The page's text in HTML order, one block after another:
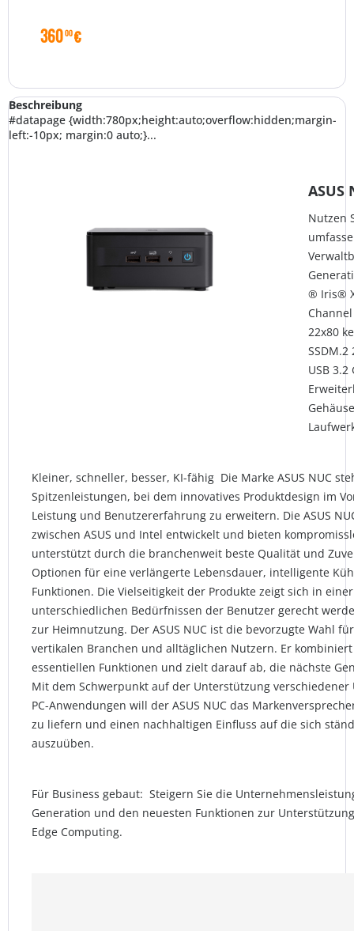
36000€
Beschreibung
#datapage {width:780px;height:auto;overflow:hidden;margin-
left:-10px; margin:0 auto;}...
ASUS
Nutzen
® Iris®
22x80
SSDM.2
USB 3.2
Kleiner, schneller, besser, KI-fähig Die Marke ASUS NUC
Spitzenleistungen, bei dem innovatives Produktdesign im
Leistung und Benutzererfahrung zu erweitern. Die ASUS
zwischen ASUS und Intel entwickelt und bieten
unterstützt durch die branchenweit beste Qualität und
Optionen für eine verlängerte Lebensdauer, intelligente
Funktionen. Die Vielseitigkeit der Produkte zeigt sich in
unterschiedlichen Bedürfnissen der Benutzer gerecht
zur Heimnutzung. Der ASUS NUC ist die bevorzugte Wahl
vertikalen Branchen und alltäglichen Nutzern. Er
essentiellen Funktionen und zielt darauf ab, die nächste
Mit dem Schwerpunkt auf der Unterstützung
PC-Anwendungen will der ASUS NUC das
zu liefern und einen nachhaltigen Einfluss auf die sich
auszuüben.
Für Business gebaut: Steigern Sie die
Generation und den neuesten Funktionen zur
Edge Computing.